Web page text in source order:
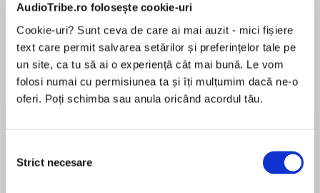
AudioTribe.ro folosește cookie-uri
Cookie-uri? Sunt ceva de care ai mai auzit - mici fișiere
text care permit salvarea setărilor și preferințelor tale pe
un site, ca tu să ai o experiență cât mai bună. Le vom
folosi numai cu permisiunea ta și îți mulțumim dacă ne-o
oferi. Poți schimba sau anula oricând acordul tău.
consimțământului
Strict necesare
Desprecarte
Collins brings the Queen of Crime, Agatha
Christie, to English language learners.
Agatha Christie is the most widely published
author of all time and in any language. Now